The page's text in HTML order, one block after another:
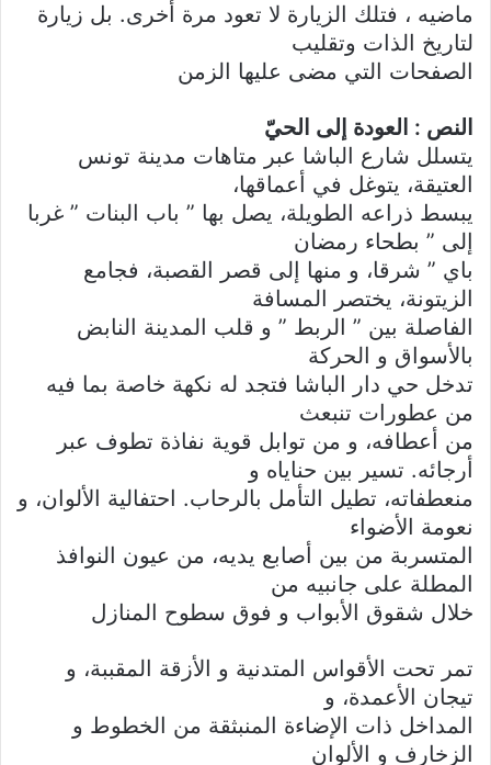
ماضيه ، فتلك الزيارة لا تعود مرة أخرى. بل زيارة
لتاريخ الذات وتقليب
الصفحات التي مضى عليها الزمن
النص : العودة إلى الحيّ
يتسلل شارع الباشا عبر متاهات مدينة تونس
العتيقة، يتوغل في أعماقها،
يبسط ذراعه الطويلة، يصل بها ” باب البنات ” غربا
إلى ” بطحاء رمضان
باي ” شرقا، و منها إلى قصر القصبة، فجامع
الزيتونة، يختصر المسافة
الفاصلة بين ” الربط ” و قلب المدينة النابض
بالأسواق و الحركة
تدخل حي دار الباشا فتجد له نكهة خاصة بما فيه
من عطورات تنبعث
من أعطافه، و من توابل قوية نفاذة تطوف عبر
أرجائه. تسير بين حناياه و
منعطفاته، تطيل التأمل بالرحاب. احتفالية الألوان، و
نعومة الأضواء
المتسربة من بين أصابع يديه، من عيون النوافذ
المطلة على جانبيه من
خلال شقوق الأبواب و فوق سطوح المنازل
تمر تحت الأقواس المتدنية و الأزقة المقببة، و
تيجان الأعمدة، و
المداخل ذات الإضاءة المنبثقة من الخطوط و
الزخارف و الألوان